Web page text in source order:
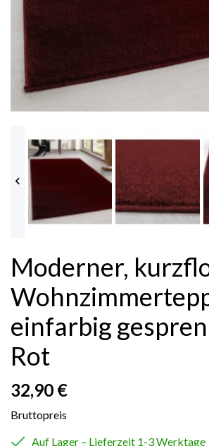

Moderner,
einfarbig
Rot
32,90 €
Bruttopreis
 Auf Lager – Lieferzeit 1-3 Werktage